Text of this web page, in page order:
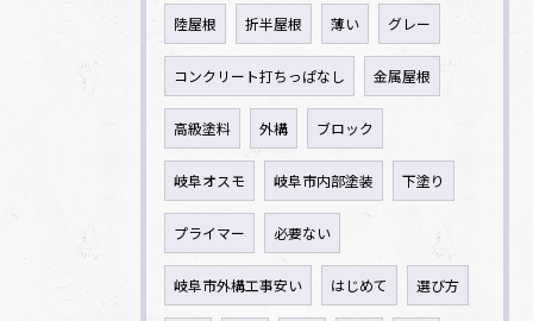
陸屋根 折半屋根 薄い グレー
コンクリート打ちっぱなし 金属屋根
高級塗料 外構 ブロック
岐阜オスモ 岐阜市内部塗装 下塗り
プライマー 必要ない
岐阜市外構工事安い はじめて 選び方